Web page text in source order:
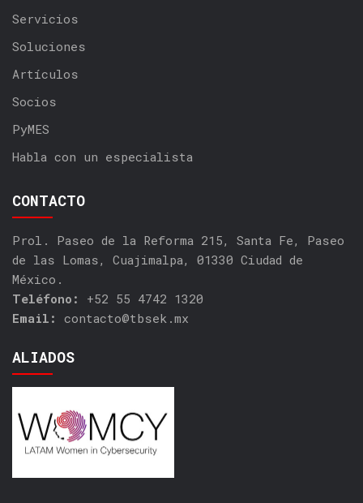
Servicios
Soluciones
Artículos
Socios
PyMES
Habla con un especialista
CONTACTO
Prol. Paseo de la Reforma 215, Santa Fe, Paseo
de las Lomas, Cuajimalpa, 01330 Ciudad de
México.
Teléfono:
+52 55 4742 1320
Email: contacto@tbsek.mx
ALIADOS